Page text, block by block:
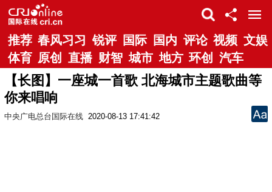
推荐 春风习习 锐评 国际 国内 评论 视频 文娱
体育 原创 直播 财智 城市 地方 环创 汽车
【长图】一座城一首歌 北海城市主题歌曲等
你来唱响
中央广电总台国际在线 2020-08-13 17:41:42